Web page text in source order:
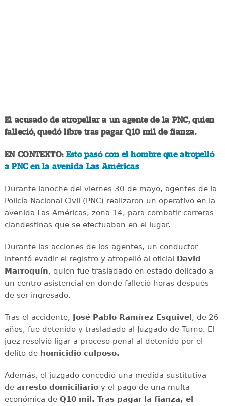
El acusado de atropellar a un agente de la PNC, quien
falleció, quedó libre tras pagar Q10 mil de fianza.
EN CONTEXTO: Esto pasó con el hombre que atropelló
a PNC en la avenida Las Américas
Durante lanoche del viernes 30 de mayo, agentes de la
Policía Nacional Civil (PNC) realizaron un operativo en la
avenida Las Américas, zona 14, para combatir carreras
clandestinas que se efectuaban en el lugar.
Durante las acciones de los agentes, un conductor
intentó evadir el registro y atropelló al oficial David
Marroquín, quien fue trasladado en estado delicado a
un centro asistencial en donde falleció horas después
de ser ingresado.
Tras el accidente, José Pablo Ramírez Esquivel, de 26
años, fue detenido y trasladado al Juzgado de Turno. El
juez resolvió ligar a proceso penal al detenido por el
delito de homicidio culposo.
Además, el juzgado concedió una medida sustitutiva
de arresto domiciliarioy el pago de una multa
económica de Q10 mil. Tras pagar la fianza, el